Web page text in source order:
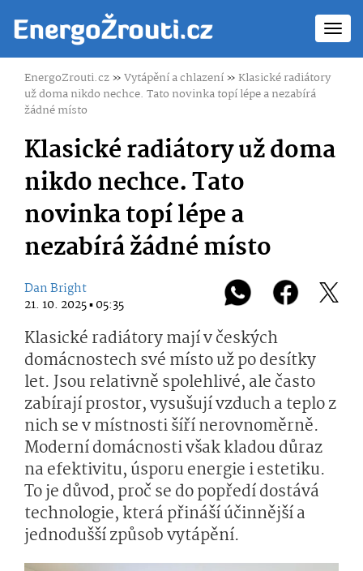
EnergoZrouti.cz»Vytápění a chlazení»Klasické radiátory
už doma nikdo nechce. Tato novinka topí lépe a nezabírá
žádné místo
Klasické radiátory už doma
nikdo nechce. Tato
novinka topí lépe a
nezabírá žádné místo
Dan Bright
21. 10. 2025 ▪ 05:35
Klasické radiátory mají v českých
domácnostech své místo už po desítky
let. Jsou relativně spolehlivé, ale často
zabírají prostor, vysušují vzduch a teplo z
nich se v místnosti šíří nerovnoměrně.
Moderní domácnosti však kladou důraz
na efektivitu, úsporu energie i estetiku.
To je důvod, proč se do popředí dostává
technologie, která přináší účinnější a
jednodušší způsob vytápění.